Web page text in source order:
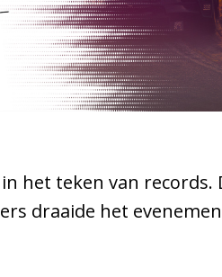
het teken van records.
draaide het